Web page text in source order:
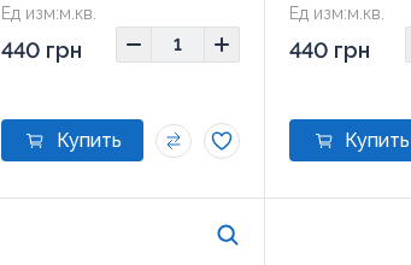
Ед изм:м.кв.
440 грн
Ед изм:м.кв.
440 грн